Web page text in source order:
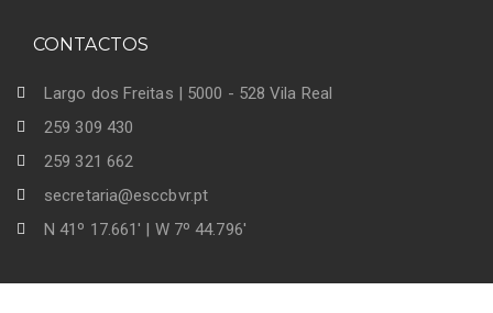
CONTACTOS
Largo dos Freitas | 5000 - 528 Vila Real
259 309 430
259 321 662
secretaria@esccbvr.pt
N 41º 17.661' | W 7º 44.796'